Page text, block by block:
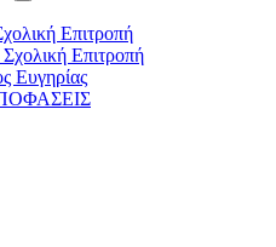
Επιτροπή
Επιτροπή
Ευγηρίας